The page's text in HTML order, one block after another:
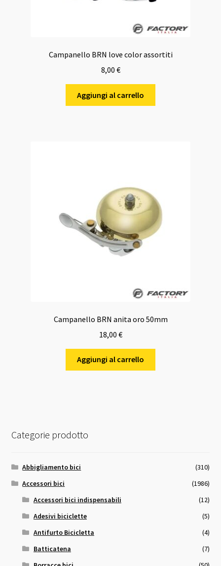
Campanello BRN love color assortiti
8,00 €
Aggiungi al carrello
Campanello BRN anita oro 50mm
18,00 €
Aggiungi al carrello
Categorie prodotto
Abbigliamento bici
(310)
Accessori bici
(1986)
Accessori bici indispensabili
(12)
Adesivi biciclette
(5)
Antifurto Bicicletta
(4)
Batticatena
(7)